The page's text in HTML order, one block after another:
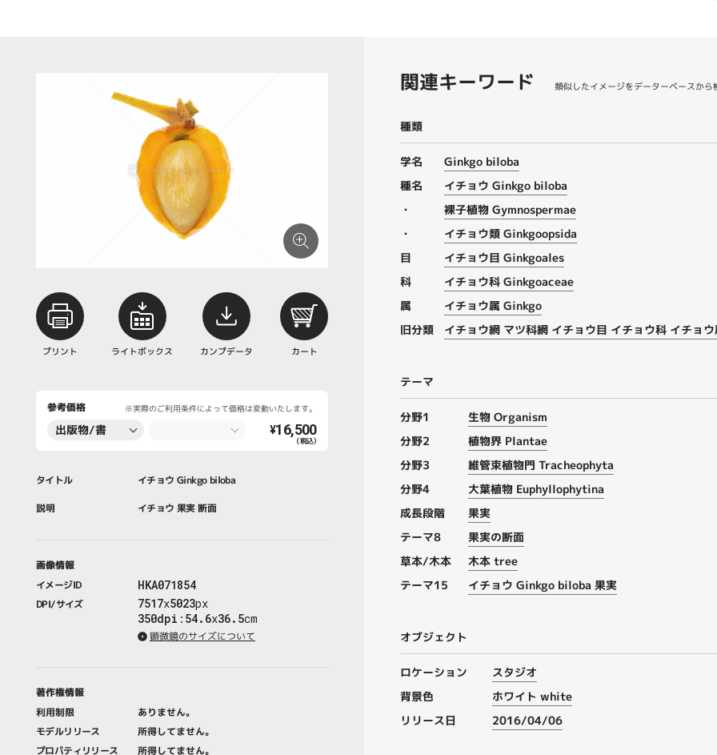
プリント ライトボックス カンプデータ カート
参考価格 ※実際のご利用条件によって価格は変動いたします。
出版物/書
¥16,500
（税込）
タイトル イチョウ Ginkgo biloba
説明 イチョウ 果実 断面
画像情報
イメージID
HKA071854
DPI/サイズ 7517x5023px
350dpi : 54.6x36.5cm
顕微鏡のサイズについて
著作権情報
利用制限
ありません。
モデルリリース
所得してません。
プロパティリリース
所得してません。
関連キーワード 類似したイメージをデーターベースから
種類
学名
Ginkgo biloba
種名
イチョウ Ginkgo biloba
・
裸子植物 Gymnospermae
・
イチョウ類 Ginkgoopsida
目
イチョウ目 Ginkgoales
科
イチョウ科 Ginkgoaceae
属
イチョウ属 Ginkgo
旧分類
イチョウ網 マツ科網 イチョウ目 イチョウ科 イチョウ
テーマ
分野1
生物 Organism
分野2
植物界 Plantae
分野3
維管束植物門 Tracheophyta
分野4
大葉植物 Euphyllophytina
成長段階
果実
テーマ8
果実の断面
草本/木本
木本 tree
テーマ15
イチョウ Ginkgo biloba 果実
オブジェクト
ロケーション
スタジオ
背景色
ホワイト white
リリース日
2016/04/06